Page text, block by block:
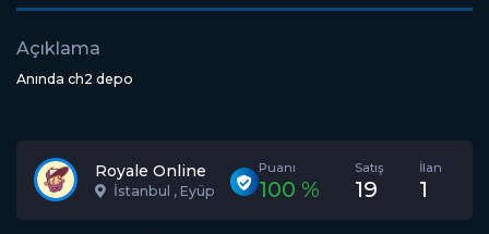
Açıklama
Anında ch2 depo
Royale Online
İstanbul , Eyüp
Puanı
100 %
Satış
19
İlan
1